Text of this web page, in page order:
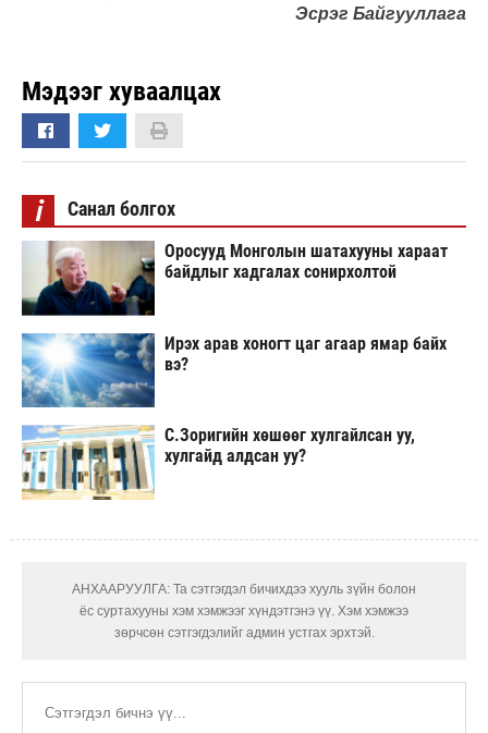
Эсрэг Байгууллага
Мэдээг хуваалцах
i Санал болгох
Оросууд Монголын шатахууны хараат
байдлыг хадгалах сонирхолтой
Ирэх арав хоногт цаг агаар ямар байх
вэ?
С.Зоригийн хөшөөг хулгайлсан уу,
хулгайд алдсан уу?
АНХААРУУЛГА: Та сэтгэгдэл бичихдээ хууль зүйн болон
ёс суртахууны хэм хэмжээг хүндэтгэнэ үү. Хэм хэмжээ
зөрчсөн сэтгэгдэлийг админ устгах эрхтэй.